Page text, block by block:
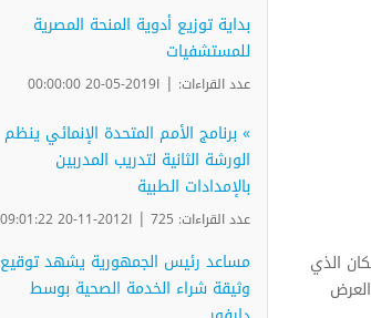
والسكان الذي
بداية توزيع أدوية المنحة المصرية
للمستشفيات
عدد القراءات: | ا2019-05-20 00:00:00
» برنامج الأمم المتحدة الإنمائي ينظم
الورشة الثانية لتدريب المدربين
بالإمدادات الطبية
عدد القراءات: 725 | ا2012-11-20 09:01:22
مساعد رئيس الجمهورية يشهد توقيع
وثيقة شراء الخدمة الصحية بوسط